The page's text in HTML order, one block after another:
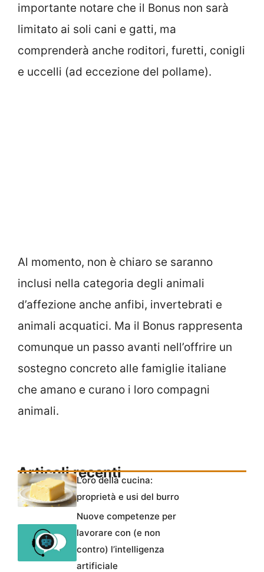
importante notare che il Bonus non sarà
limitato ai soli cani e gatti, ma
comprenderà anche roditori, furetti, conigli
e uccelli (ad eccezione del pollame).
Al momento, non è chiaro se saranno
inclusi nella categoria degli animali
d’affezione anche anfibi, invertebrati e
animali acquatici. Ma il Bonus rappresenta
comunque un passo avanti nell’offrire un
sostegno concreto alle famiglie italiane
che amano e curano i loro compagni
animali.
Articoli recenti
L’oro della cucina:
proprietà e usi del burro
Nuove competenze per
lavorare con (e non
contro) l’intelligenza
artificiale